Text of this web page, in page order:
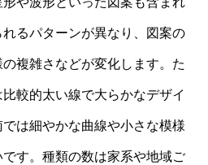
るパターンが異なり、図案の
複雑さなどが変化します。た
較的太い線で大らかなデザイ
は細やかな曲線や小さな模様
す。種類の数は家系や地域ご